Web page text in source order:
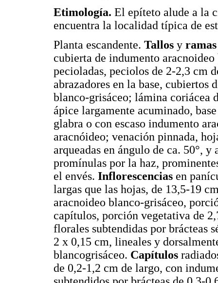
Etimología. El epíteto alude a la
encuentra la localidad típica de
Planta escandente. Tallos y ramas
cubierta de indumento
pecioladas, peciolos de 2-2,3 cm
abrazadores en la base, cubiertos
blanco-grisáceo; lámina coriácea
ápice largamente acuminado,
glabra o con escaso indumento
aracnóideo; venación pinnada,
arqueadas en ángulo de ca. 50°, y
promínulas por la haz,
el envés. Inflorescencias en
largas que las hojas, de 13,5-19
aracnoideo blanco-grisáceo,
capítulos, porción vegetativa de
florales subtendidas por brácteas
2 x 0,15 cm, lineales y
blancogrisáceo. Capítulos
de 0,2-1,2 cm de largo, con